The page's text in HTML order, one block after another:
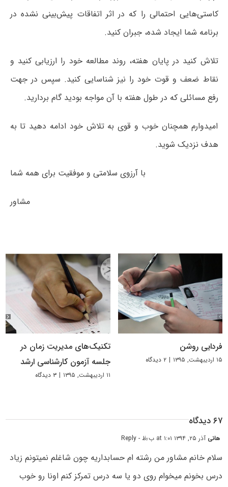
کاستی‌هایی احتمالی را که در اثر اتفاقات پیش‌بینی نشده در
برنامه شما ایجاد شده، جبران کنید.
تلاش کنید در پایان هفته، روند مطالعه خود را ارزیابی کنید و
نقاط ضعف و قوت خود را نیز شناسایی کنید. سپس در جهت
رفع مسائلی که در طول هفته با آن مواجه بودید گام بردارید.
امیدوارم همچنان خوب و قوی به تلاش خود ادامه دهید تا به
هدف نزدیک شوید.
با آرزوی سلامتی و موفقیت برای همه شما
مشاور
فردایی روشن
۱۵ اردیبهشت, ۱۳۹۵ | ۲ دیدگاه
تکنیک‌های مدیریت زمان در
جلسه آزمون کارشناسی ارشد
۱۱ اردیبهشت, ۱۳۹۵ | ۳ دیدگاه
۶۷ دیدگاه
هانی آذر ۲۵, ۱۳۹۴ at ۱:۰۱ ب٫ظ - Reply
سلام خانم مشاور من رشته ام حسابداریه چون شاغلم نمیتونم زیاد
درس بخونم میخوام روی دو یا سه درس تمرکز کنم اونا رو خوب